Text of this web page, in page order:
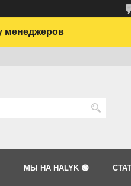
менеджеров
МЫ НА HALYK 🟢